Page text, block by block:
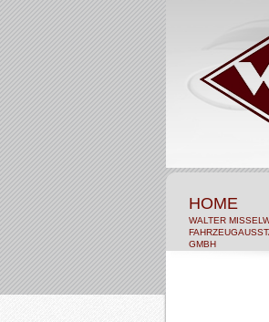
HOME
WALTER
GMBH